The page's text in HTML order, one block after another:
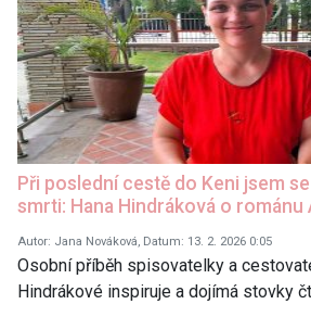
Při poslední cestě do Keni jsem
smrti: Hana Hindráková o
Autor: Jana Nováková, Datum: 13. 2. 2026 0:05
Osobní příběh spisovatelky a
Hindrákové inspiruje a dojímá stovky